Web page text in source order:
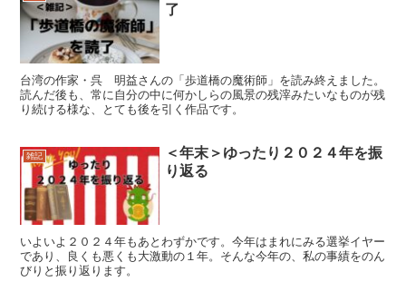
了
台湾の作家・呉 明益さんの「歩道橋の魔術師」を読み終えました。
読んだ後も、常に自分の中に何かしらの風景の残滓みたいなものが残
り続ける様な、とても後を引く作品です。
雑記
＜年末＞ゆったり２０２４年を振
り返る
いよいよ２０２４年もあとわずかです。今年はまれにみる選挙イヤー
であり、良くも悪くも大激動の１年。そんな今年の、私の事績をのん
びりと振り返ります。